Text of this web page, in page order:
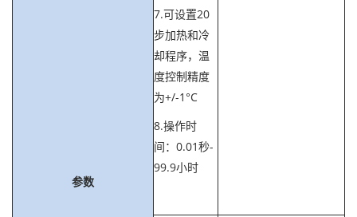
参数
7.可设置20
步加热和冷
却程序，温
度控制精度
为+/-1°C
8.操作时
间：0.01秒-
99.9小时